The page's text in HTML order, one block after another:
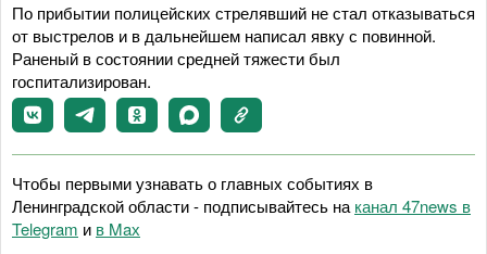
По прибытии полицейских стрелявший не стал отказываться
от выстрелов и в дальнейшем написал явку с повинной.
Раненый в состоянии средней тяжести был
госпитализирован.
Чтобы первыми узнавать о главных событиях в
Ленинградской области - подписывайтесь на канал 47news в
Telegram и в Maх